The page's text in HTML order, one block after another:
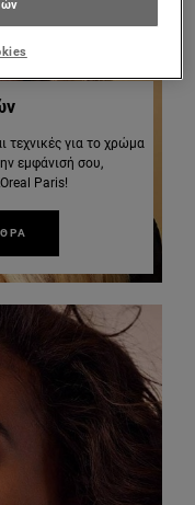
τεχνικές για το χρώμα
εμφάνισή σου,
Paris!